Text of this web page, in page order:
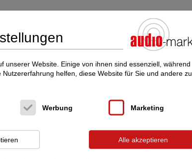
Sie diese Inserate:
unserer Website. Einige von ihnen sind essenziell, während
helfen, diese Website für Sie und andere zu
Werbung Marketing
Alle akzeptieren